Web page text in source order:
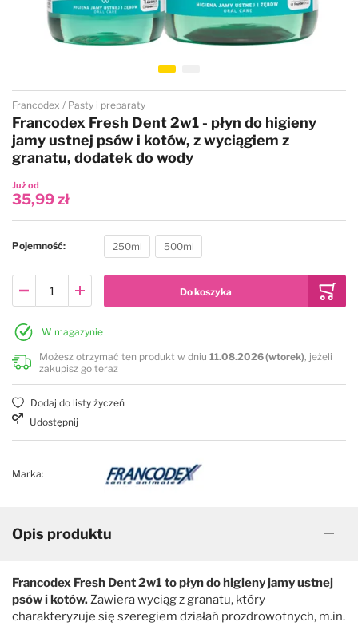
Przejdź na początek galerii
Francodex Pasty i preparaty
Francodex Fresh Dent 2w1 - płyn do higieny
jamy ustnej psów i kotów, z wyciągiem z
granatu, dodatek do wody
Już od
35,99 zł
Pojemność 250ml 500ml
W magazynie
Możesz otrzymać ten produkt w dniu 11.08.2026 (wtorek), jeżeli
zakupisz go teraz
Dodaj do listy życzeń
Udostępnij
Marka:
Opis produktu
Francodex Fresh Dent 2w1 to płyn do higieny jamy ustnej
psów i kotów. Zawiera wyciąg z granatu, który
charakteryzuje się szeregiem działań prozdrowotnych, m.in.